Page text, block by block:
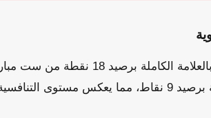
بهذه النتيجة، أنهى النصر دور المجموعات
في البطولة.